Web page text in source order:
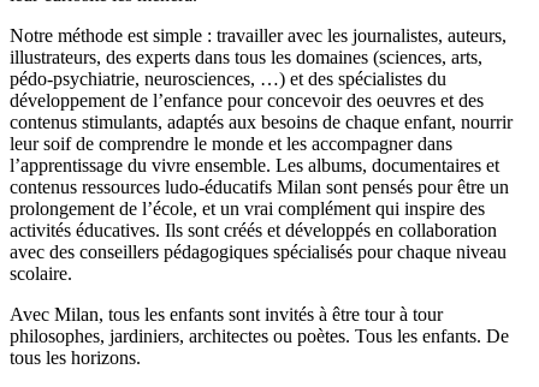
Notre méthode est simple : travailler avec les journalistes, auteurs,
illustrateurs, des experts dans tous les domaines (sciences, arts,
pédo-psychiatrie, neurosciences, …) et des spécialistes du
développement de l’enfance pour concevoir des oeuvres et des
contenus stimulants, adaptés aux besoins de chaque enfant, nourrir
leur soif de comprendre le monde et les accompagner dans
l’apprentissage du vivre ensemble. Les albums, documentaires et
contenus ressources ludo-éducatifs Milan sont pensés pour être un
prolongement de l’école, et un vrai complément qui inspire des
activités éducatives. Ils sont créés et développés en collaboration
avec des conseillers pédagogiques spécialisés pour chaque niveau
scolaire.
Avec Milan, tous les enfants sont invités à être tour à tour
philosophes, jardiniers, architectes ou poètes. Tous les enfants. De
tous les horizons.